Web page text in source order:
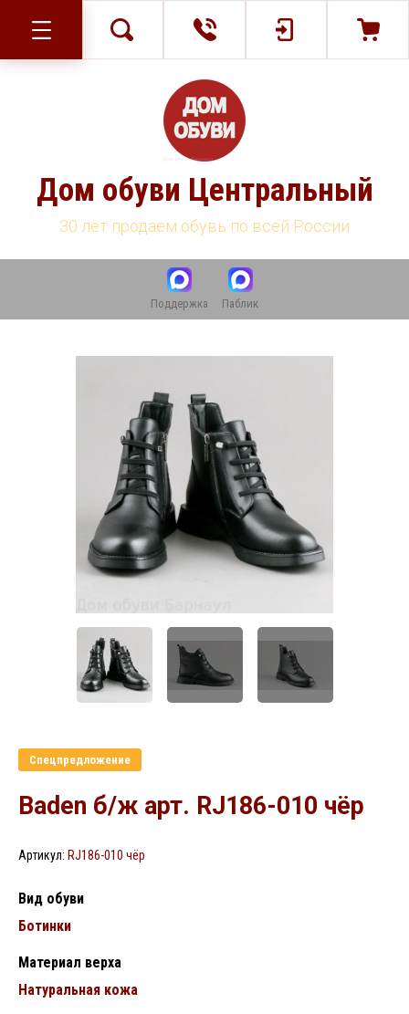
Дом обуви Центральный
30 лет продаем обувь по всей России
Поддержка Паблик
Спецпредложение
Baden б/ж арт. RJ186-010 чёр
Артикул: RJ186-010 чёр
Вид обуви
Ботинки
Материал верха
Натуральная кожа